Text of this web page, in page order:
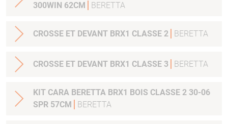
300WIN 62CM
BERETTA
CROSSE ET DEVANT BRX1 CLASSE 2 BERETTA
CROSSE ET DEVANT BRX1 CLASSE 3 BERETTA
KIT CARA BERETTA BRX1 BOIS CLASSE 2 30-06
SPR 57CM
BERETTA